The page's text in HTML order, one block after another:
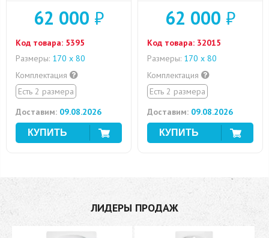
62 000 ₽
Код товара: 5395
Размеры: 170 х 80
Комплектация
Есть 2 размера
Доставим: 09.08.2026
62 000 ₽
Код товара: 32015
Размеры: 170 х 80
Комплектация
Есть 2 размера
Доставим: 09.08.2026
ЛИДЕРЫ ПРОДАЖ